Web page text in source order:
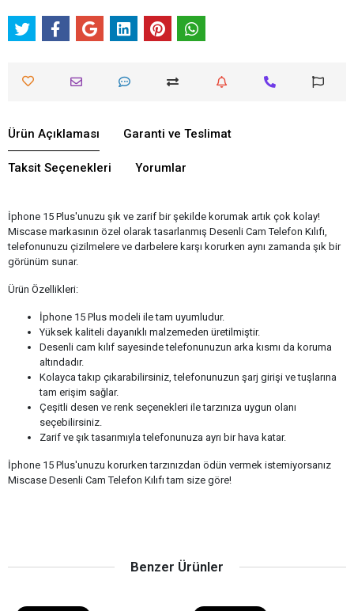
Ürün Açıklaması Garanti ve Teslimat
Taksit Seçenekleri Yorumlar
İphone 15 Plus'unuzu şık ve zarif bir şekilde korumak artık çok kolay!
Miscase markasının özel olarak tasarlanmış Desenli Cam Telefon Kılıfı,
telefonunuzu çizilmelere ve darbelere karşı korurken aynı zamanda şık bir
görünüm sunar.
Ürün Özellikleri:
İphone 15 Plus modeli ile tam uyumludur.
Yüksek kaliteli dayanıklı malzemeden üretilmiştir.
Desenli cam kılıf sayesinde telefonunuzun arka kısmı da koruma
altındadır.
Kolayca takıp çıkarabilirsiniz, telefonunuzun şarj girişi ve tuşlarına
tam erişim sağlar.
Çeşitli desen ve renk seçenekleri ile tarzınıza uygun olanı
seçebilirsiniz.
Zarif ve şık tasarımıyla telefonunuza ayrı bir hava katar.
İphone 15 Plus'unuzu korurken tarzınızdan ödün vermek istemiyorsanız
Miscase Desenli Cam Telefon Kılıfı tam size göre!
Benzer Ürünler